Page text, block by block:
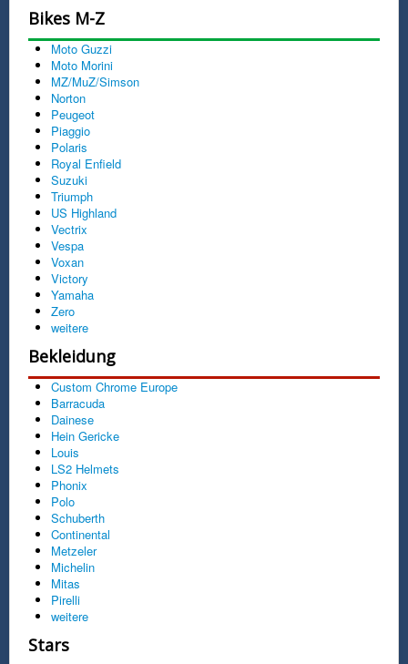
Bikes M-Z
Moto Guzzi
Moto Morini
MZ/MuZ/Simson
Norton
Peugeot
Piaggio
Polaris
Royal Enfield
Suzuki
Triumph
US Highland
Vectrix
Vespa
Voxan
Victory
Yamaha
Zero
weitere
Bekleidung
Custom Chrome Europe
Barracuda
Dainese
Hein Gericke
Louis
LS2 Helmets
Phonix
Polo
Schuberth
Continental
Metzeler
Michelin
Mitas
Pirelli
weitere
Stars